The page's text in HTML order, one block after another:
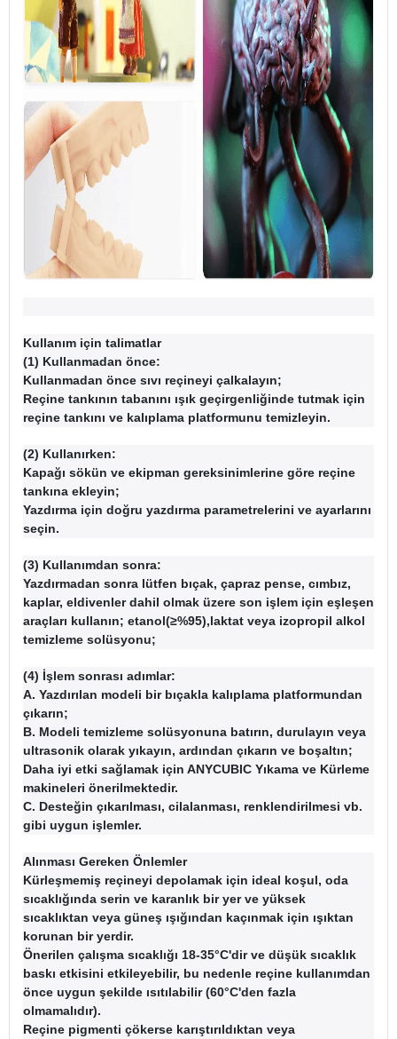
Kullanım için talimatlar
(1) Kullanmadan önce:
Kullanmadan önce sıvı reçineyi çalkalayın;
Reçine tankının tabanını ışık geçirgenliğinde tutmak için
reçine tankını ve kalıplama platformunu temizleyin.
(2) Kullanırken:
Kapağı sökün ve ekipman gereksinimlerine göre reçine
tankına ekleyin;
Yazdırma için doğru yazdırma parametrelerini ve ayarlarını
seçin.
(3) Kullanımdan sonra:
Yazdırmadan sonra lütfen bıçak, çapraz pense, cımbız,
kaplar, eldivenler dahil olmak üzere son işlem için eşleşen
araçları kullanın; etanol(≥%95),laktat veya izopropil alkol
temizleme solüsyonu;
(4) İşlem sonrası adımlar:
A. Yazdırılan modeli bir bıçakla kalıplama platformundan
çıkarın;
B. Modeli temizleme solüsyonuna batırın, durulayın veya
ultrasonik olarak yıkayın, ardından çıkarın ve boşaltın;
Daha iyi etki sağlamak için ANYCUBIC Yıkama ve Kürleme
makineleri önerilmektedir.
C. Desteğin çıkarılması, cilalanması, renklendirilmesi vb.
gibi uygun işlemler.
Alınması Gereken Önlemler
Kürleşmemiş reçineyi depolamak için ideal koşul, oda
sıcaklığında serin ve karanlık bir yer ve yüksek
sıcaklıktan veya güneş ışığından kaçınmak için ışıktan
korunan bir yerdir.
Önerilen çalışma sıcaklığı 18-35°C'dir ve düşük sıcaklık
baskı etkisini etkileyebilir, bu nedenle reçine kullanımdan
önce uygun şekilde ısıtılabilir (60°C'den fazla
olmamalıdır).
Reçine pigmenti çökerse karıştırıldıktan veya